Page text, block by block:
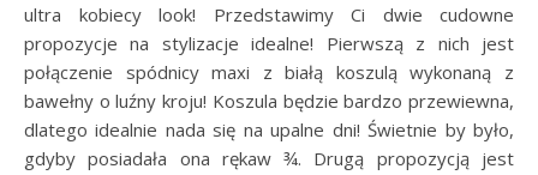
ultra kobiecy look! Przedstawimy Ci dwie cudowne
propozycje na stylizacje idealne! Pierwszą z nich jest
połączenie spódnicy maxi z białą koszulą wykonaną z
bawełny o luźny kroju! Koszula będzie bardzo przewiewna,
dlatego idealnie nada się na upalne dni! Świetnie by było,
gdyby posiadała ona rękaw ¾. Drugą propozycją jest